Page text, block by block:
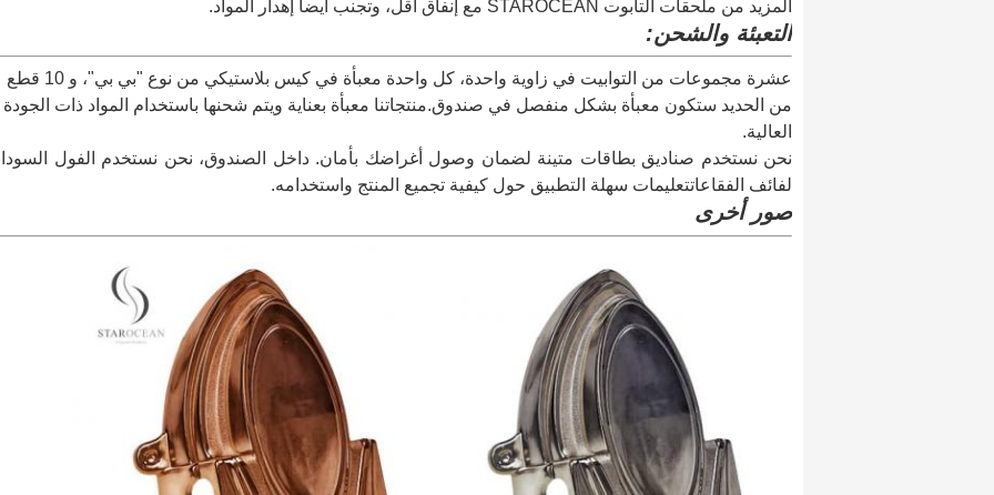
المزيد من ملحقات التابوت STAROCEAN مع إنفاق أقل، وتجنب أيضاً إهدار المواد.
التعبئة والشحن:
عشرة مجموعات من التوابيت في زاوية واحدة، كل واحدة معبأة في كيس بلاستيكي من نوع "بي بي"، و 10 قطع
من الحديد ستكون معبأة بشكل منفصل في صندوق.منتجاتنا معبأة بعناية ويتم شحنها باستخدام المواد ذات الجودة
العالية.
نحن نستخدم صناديق بطاقات متينة لضمان وصول أغراضك بأمان. داخل الصندوق، نحن نستخدم الفول
لفائف الفقاعاتتعليمات سهلة التطبيق حول كيفية تجميع المنتج واستخدامه.
صور أخرى